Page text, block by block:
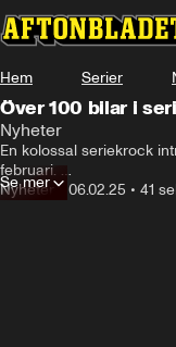
Hem Serier
Över 100 bilar i
Nyheter
En kolossal seriekrock
februari.
Över 100 fordon var
Nyheter• 06.02.25 • 41
Se mer